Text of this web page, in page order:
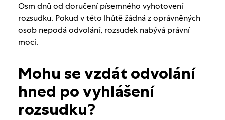
Osm dnů od doručení písemného vyhotovení
rozsudku. Pokud v této lhůtě žádná z oprávněných
osob nepodá odvolání, rozsudek nabývá právní
moci.
Mohu se vzdát odvolání
hned po vyhlášení
rozsudku?